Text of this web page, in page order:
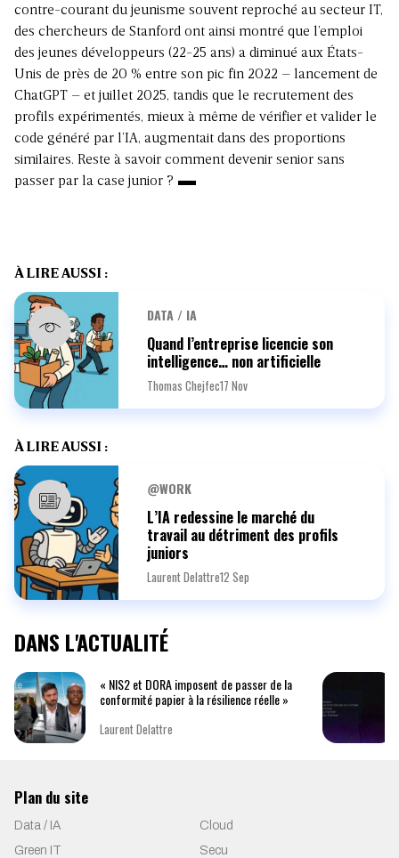
contre-courant du jeunisme souvent reproché au secteur IT,
des chercheurs de Stanford ont ainsi montré que l’emploi
des jeunes développeurs (22-25 ans) a diminué aux États-
Unis de près de 20 % entre son pic fin 2022 – lancement de
ChatGPT – et juillet 2025, tandis que le recrutement des
profils expérimentés, mieux à même de vérifier et valider le
code généré par l’IA, augmentait dans des proportions
similaires. Reste à savoir comment devenir senior sans
passer par la case junior ?
À LIRE AUSSI :
DATA / IA
Quand l’entreprise licencie son
intelligence… non artificielle
Thomas Chejfec17 Nov
À LIRE AUSSI :
@WORK
L’IA redessine le marché du
travail au détriment des profils
juniors
Laurent Delattre12 Sep
DANS L'ACTUALITÉ
« NIS2 et DORA imposent de passer de la
conformité papier à la résilience réelle »
Laurent Delattre
Plan du site
Data / IA
Cloud
Green IT
Secu